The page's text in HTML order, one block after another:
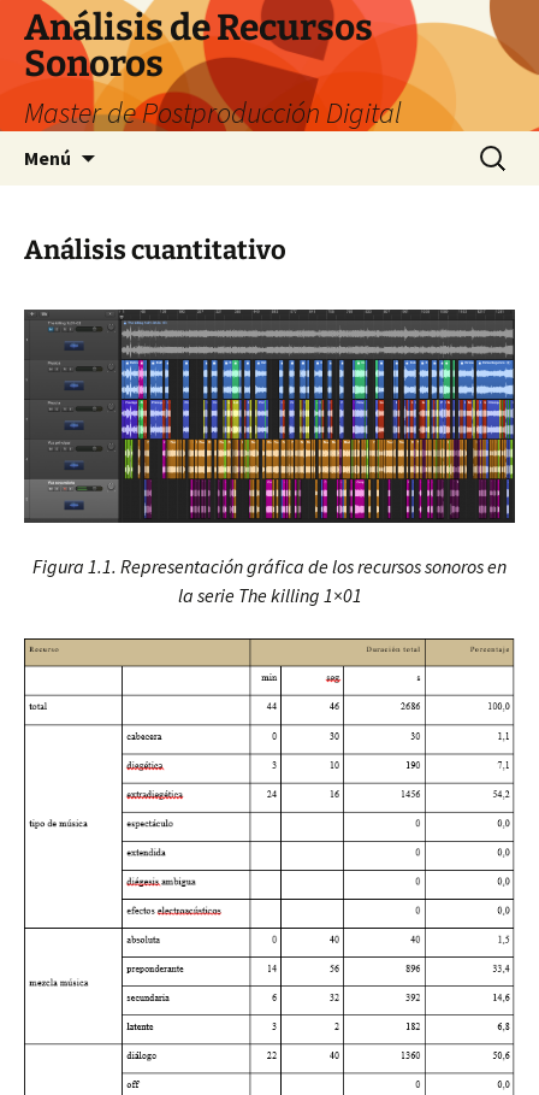
Saltar
contenido
Análisis de Recursos
Sonoros
Master de Postproducción Digital
Menú Buscar:
Análisis cuantitativo
Figura 1.1. Representación gráfica de los recursos sonoros en
la serie The killing 1×01